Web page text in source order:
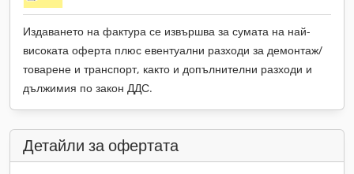
Издаването на фактура се извършва за сумата на най-
високата оферта плюс евентуални разходи за демонтаж/
товарене и транспорт, както и допълнителни разходи и
дължимия по закон ДДС.
Детайли за офертата